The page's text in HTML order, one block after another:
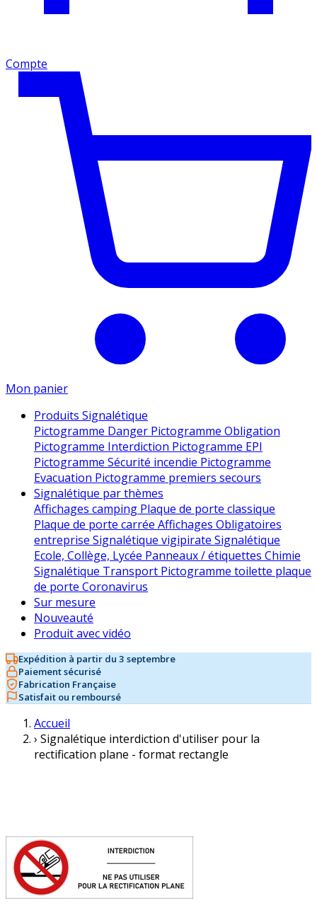
Compte
Mon panier
Produits Signalétique
Pictogramme Danger Pictogramme Obligation
Pictogramme Interdiction Pictogramme EPI
Pictogramme Sécurité incendie Pictogramme
Evacuation Pictogramme premiers secours
Signalétique par thèmes
Affichages camping Plaque de porte classique
Plaque de porte carrée Affichages Obligatoires
entreprise Signalétique vigipirate Signalétique
Ecole, Collège, Lycée Panneaux / étiquettes Chimie
Signalétique Transport Pictogramme toilette plaque
de porte Coronavirus
Sur mesure
Nouveauté
Produit avec vidéo
Expédition à partir du 3 septembre
Paiement sécurisé
Fabrication Française
Satisfait ou remboursé
Accueil
› Signalétique interdiction d'utiliser pour la
rectification plane - format rectangle